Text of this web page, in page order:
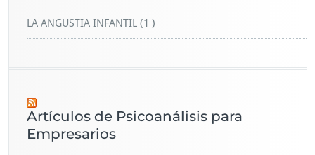
LA ANGUSTIA INFANTIL (1 )
Artículos de Psicoanálisis para
Empresarios